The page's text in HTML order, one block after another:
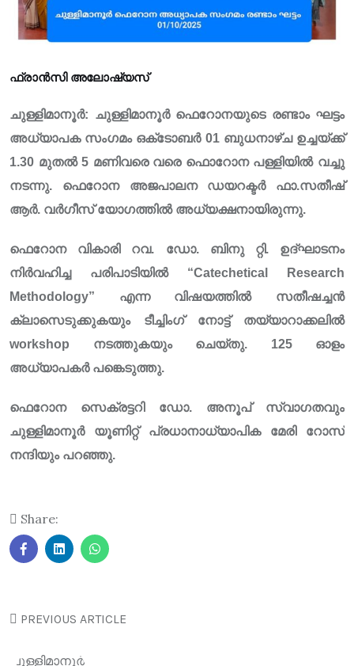
ഫ്രാൻസി അലോഷ്യസ്
ചുള്ളിമാനൂർ: ചുള്ളിമാനൂർ ഫെറോനയുടെ രണ്ടാം ഘട്ടം
അധ്യാപക സംഗമം ഒക്‌ടോബർ 01 ബുധനാഴ്ച ഉച്ചയ്ക്ക്
1.30 മുതൽ 5 മണിവരെ വരെ ഫൊറോന പള്ളിയിൽ വച്ചു
നടന്നു. ഫെറോന അജപാലന ഡയറക്ടർ ഫാ.സതീഷ്
ആർ. വർഗീസ് യോഗത്തിൽ അധ്യക്ഷനായിരുന്നു.
ഫെറോന വികാരി റവ. ഡോ. ബിനു റ്റി. ഉദ്ഘാടനം
നിർവഹിച്ച പരിപാടിയിൽ “Catechetical Research
Methodology” എന്ന വിഷയത്തിൽ സതീഷച്ചൻ
ക്ലാസെടുക്കുകയും ടീച്ചിംഗ് നോട്ട് തയ്യാറാക്കലിൽ
workshop നടത്തുകയും ചെയ്തു. 125 ഓളം
അധ്യാപകർ പങ്കെടുത്തു.
ഫെറോന സെക്രട്ടറി ഡോ. അനൂപ് സ്വാഗതവും
ചുള്ളിമാനൂർ യൂണിറ്റ് പ്രധാനാധ്യാപിക മേരി റോസ്
നന്ദിയും പറഞ്ഞു.
Share:
PREVIOUS ARTICLE